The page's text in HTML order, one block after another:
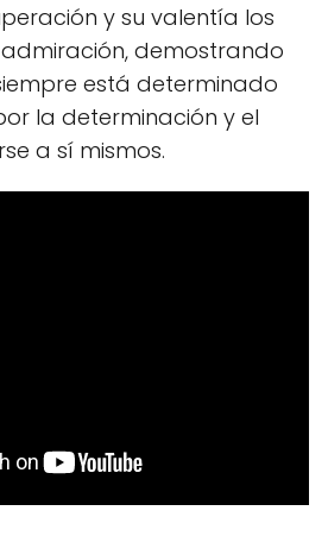
y su valentía los
demostrando
está determinado
la determinación y el
a sí mismos.